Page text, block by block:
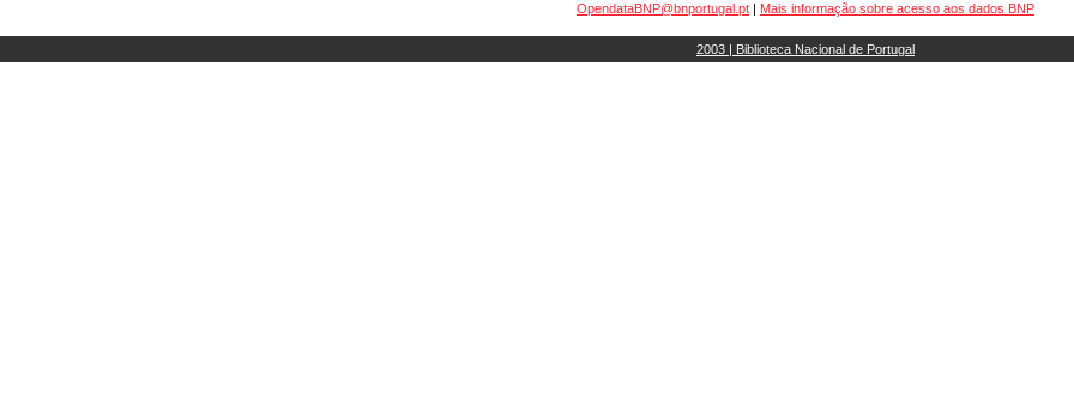
OpendataBNP@bnportugal.pt | Mais informação sobre acesso aos dados BNP
2003 | Biblioteca Nacional de Portugal